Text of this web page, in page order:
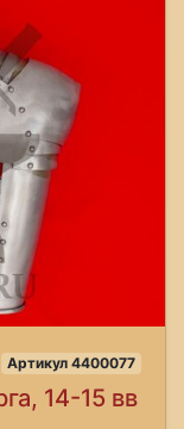
Артикул 4400077
14-15 вв